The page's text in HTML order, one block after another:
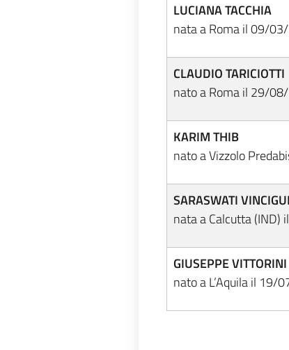
LUCIANA TACCHIA
nata a Roma il 09/
CLAUDIO TARICIOTTI
nato a Roma il 29/
KARIM THIB
nato a Vizzolo
SARASWATI
nata a Calcutta
GIUSEPPE VITTORINI
nato a L’Aquila il 19/